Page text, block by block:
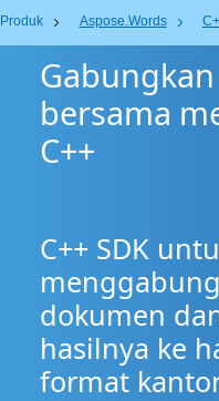
Produk Aspose.Words
bersama
C++
C++ SDK
dokumen
hasilnya ke
format